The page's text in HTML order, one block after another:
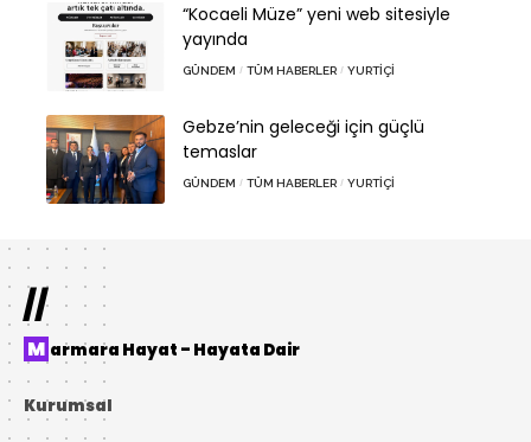
“Kocaeli Müze” yeni web sitesiyle
yayında
GÜNDEM TÜM HABERLER YURTIÇI
Gebze’nin geleceği için güçlü
temaslar
GÜNDEM TÜM HABERLER YURTIÇI
//
Marmara Hayat – Hayata Dair
Kurumsal